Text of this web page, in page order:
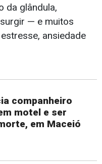
da glândula,
— e muitos
ansiedade
companheiro
motel e ser
em Maceió